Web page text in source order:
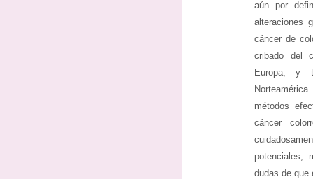
aún por
alteraciones
cáncer de
cribado del
Europa, y
métodos
cáncer
potenciales,
dudas de que